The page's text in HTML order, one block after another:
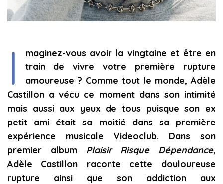
I
maginez-vous avoir la vingtaine et être en
train de vivre votre première rupture
amoureuse ? Comme tout le monde, Adèle
Castillon a vécu ce moment dans son intimité
mais aussi aux yeux de tous puisque son ex
petit ami était sa moitié dans sa première
expérience musicale Videoclub. Dans son
premier album Plaisir Risque Dépendance,
Adèle Castillon raconte cette douloureuse
rupture ainsi que son addiction aux